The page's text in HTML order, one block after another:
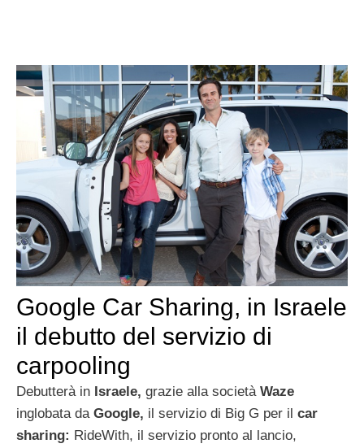
Google Car Sharing, in Israele
il debutto del servizio di
carpooling
Debutterà in Israele, grazie alla società Waze
inglobata da Google, il servizio di Big G per il car
sharing: RideWith, il servizio pronto al lancio,